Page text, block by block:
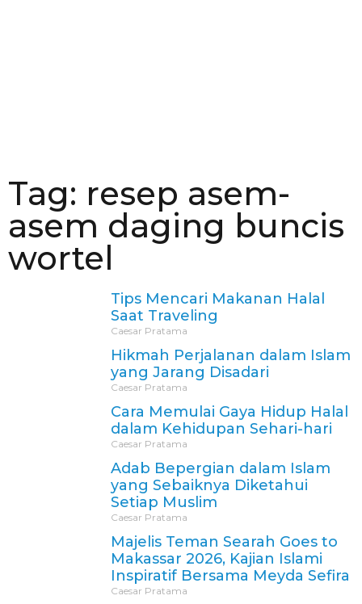
Tag: resep asem-
asem daging buncis
wortel
Tips Mencari Makanan Halal
Saat Traveling
Caesar Pratama
Hikmah Perjalanan dalam Islam
yang Jarang Disadari
Caesar Pratama
Cara Memulai Gaya Hidup Halal
dalam Kehidupan Sehari-hari
Caesar Pratama
Adab Bepergian dalam Islam
yang Sebaiknya Diketahui
Setiap Muslim
Caesar Pratama
Majelis Teman Searah Goes to
Makassar 2026, Kajian Islami
Inspiratif Bersama Meyda Sefira
Caesar Pratama